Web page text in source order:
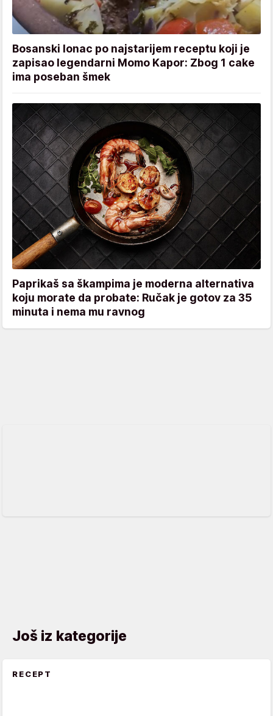
Bosanski lonac po najstarijem receptu koji je
zapisao legendarni Momo Kapor: Zbog 1 cake
ima poseban šmek
Paprikaš sa škampima je moderna alternativa
koju morate da probate: Ručak je gotov za 35
minuta i nema mu ravnog
Još iz kategorije
RECEPT